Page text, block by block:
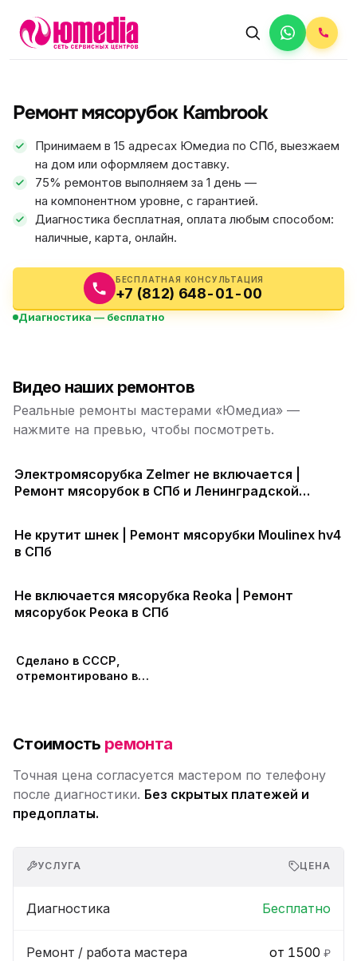
Ремонт мясорубок Kambrook
Принимаем в 15 адресах Юмедиа по СПб, выезжаем
на дом или оформляем доставку.
75% ремонтов выполняем за 1 день —
на компонентном уровне, с гарантией.
Диагностика бесплатная, оплата любым способом:
наличные, карта, онлайн.
БЕСПЛАТНАЯ КОНСУЛЬТАЦИЯ
+7 (812) 648-01-00
Диагностика — бесплатно
ФИКС ЦЕНА
АВТОРИЗОВАННЫЙ СЕРВИС
Видео наших ремонтов
Реальные ремонты мастерами «Юмедиа» —
нажмите на превью, чтобы посмотреть.
Электромясорубка Zelmer не включается |
Ремонт мясорубок в СПб и Ленинградской
Не крутит шнек | Ремонт мясорубки Moulinex hv4
в СПб
Не включается мясорубка Reoka | Ремонт
мясорубок Реока в СПб
Сделано в СССР,
отремонтировано в
Стоимость ремонта
Точная цена согласуется мастером по телефону
после диагностики. Без скрытых платежей и
предоплаты.
УСЛУГА ЦЕНА
Диагностика Бесплатно
Ремонт / работа мастера от 1500 ₽